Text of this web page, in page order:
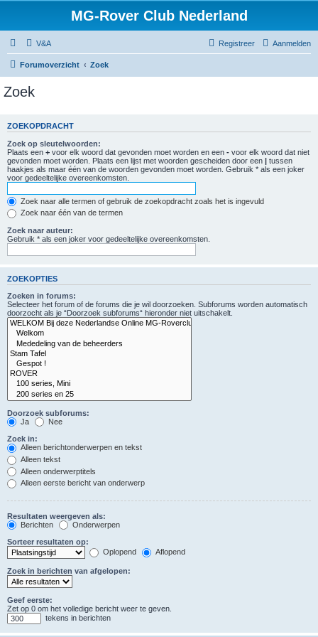
MG-Rover Club Nederland
V&A Aanmelden
Registreer
Forumoverzicht Zoek
Zoek
ZOEKOPDRACHT
Zoek op sleutelwoorden:
Plaats een + voor elk woord dat gevonden moet worden en een - voor elk woord dat niet
gevonden moet worden. Plaats een lijst met woorden gescheiden door een | tussen
haakjes als maar één van de woorden gevonden moet worden. Gebruik * als een joker
voor gedeeltelijke overeenkomsten.
Zoek naar alle termen of gebruik de zoekopdracht zoals het is ingevuld
Zoek naar één van de termen
Zoek naar auteur:
Gebruik * als een joker voor gedeeltelijke overeenkomsten.
ZOEKOPTIES
Zoeken in forums:
Selecteer het forum of de forums die je wil doorzoeken. Subforums worden automatisch
doorzocht als je “Doorzoek subforums“ hieronder niet uitschakelt.
Doorzoek subforums:
Ja
Nee
Zoek in:
Alleen berichtonderwerpen en tekst
Alleen tekst
Alleen onderwerptitels
Alleen eerste bericht van onderwerp
Resultaten weergeven als:
Berichten
Onderwerpen
Sorteer resultaten op:
Oplopend
Aflopend
Zoek in berichten van afgelopen:
Geef eerste:
Zet op 0 om het volledige bericht weer te geven.
tekens in berichten